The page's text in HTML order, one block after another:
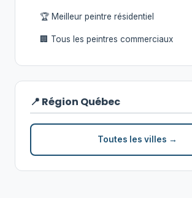
🏆 Meilleur peintre résidentiel
🏢 Tous les peintres commerciaux
📍 Région Québec
Toutes les villes →